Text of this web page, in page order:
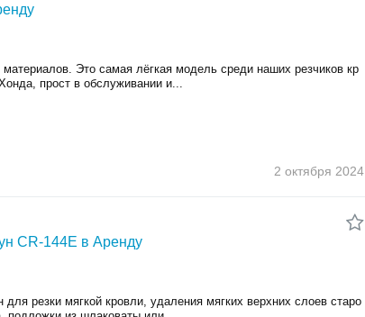
Это самая лёгкая модель среди наших резчиков кр
прост в обслуживании и...
2 октября 2024
CR-144E в Аренду
резки мягкой кровли, удаления мягких верхних слоев старо